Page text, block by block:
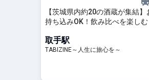
【茨城県内約20の酒蔵が集結】
持ち込みOK！飲み比べを楽しむ
｜アトレ取手 | TABIZINE～人生
～
取手駅
TABIZINE～人生に旅心を～